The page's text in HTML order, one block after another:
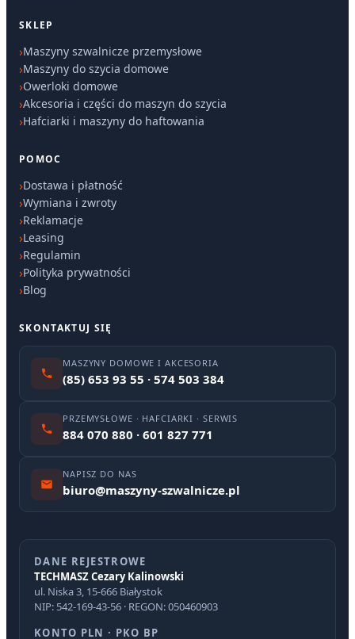
SKLEP
Maszyny szwalnicze przemysłowe
Maszyny do szycia domowe
Owerloki domowe
Akcesoria i części do maszyn do szycia
Hafciarki i maszyny do haftowania
POMOC
Dostawa i płatność
Wymiana i zwroty
Reklamacje
Leasing
Regulamin
Polityka prywatności
Blog
SKONTAKTUJ SIĘ
MASZYNY DOMOWE I AKCESORIA
(85) 653 93 55 · 574 503 384
PRZEMYSŁOWE · HAFCIARKI · SERWIS
884 070 880 · 601 827 771
NAPISZ DO NAS
biuro@maszyny-szwalnicze.pl
DANE REJESTROWE
TECHMASZ Cezary Kalinowski
ul. Niska 3, 15-666 Białystok
NIP: 542-169-43-56 · REGON: 050460903
KONTO PLN · PKO BP